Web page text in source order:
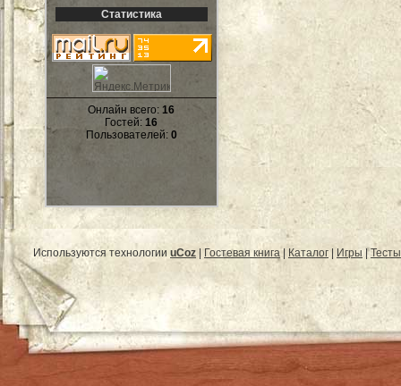
Статистика
Онлайн всего: 16
Гостей: 16
Пользователей: 0
Используются технологии uCoz | Гостевая книга | Каталог | Игры |Тесты